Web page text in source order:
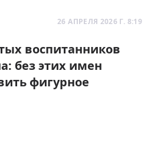
26 АПРЕЛЯ 2026 Г. 8:19
воспитанников
без этих имен
фигурное